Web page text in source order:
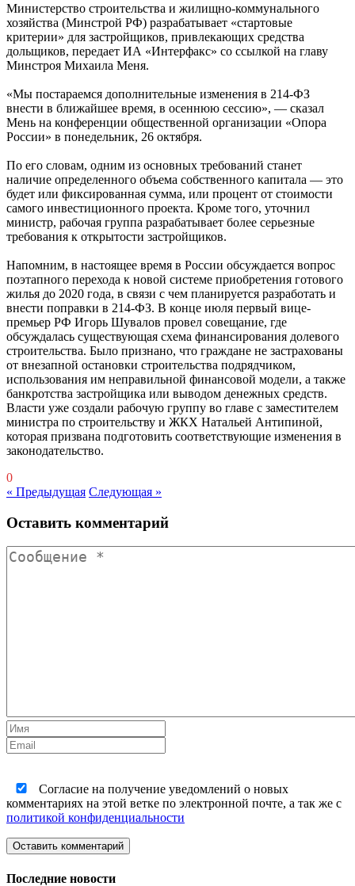
Министерство строительства и жилищно-коммунального
хозяйства (Минстрой РФ) разрабатывает «стартовые
критерии» для застройщиков, привлекающих средства
дольщиков, передает ИА «Интерфакс» со ссылкой на главу
Минстроя Михаила Меня.
«Мы постараемся дополнительные изменения в 214-ФЗ
внести в ближайшее время, в осеннюю сессию», — сказал
Мень на конференции общественной организации «Опора
России» в понедельник, 26 октября.
По его словам, одним из основных требований станет
наличие определенного объема собственного капитала — это
будет или фиксированная сумма, или процент от стоимости
самого инвестиционного проекта. Кроме того, уточнил
министр, рабочая группа разрабатывает более серьезные
требования к открытости застройщиков.
Напомним, в настоящее время в России обсуждается вопрос
поэтапного перехода к новой системе приобретения готового
жилья до 2020 года, в связи с чем планируется разработать и
внести поправки в 214-ФЗ. В конце июля первый вице-
премьер РФ Игорь Шувалов провел совещание, где
обсуждалась существующая схема финансирования долевого
строительства. Было признано, что граждане не застрахованы
от внезапной остановки строительства подрядчиком,
использования им неправильной финансовой модели, а также
банкротства застройщика или выводом денежных средств.
Власти уже создали рабочую группу во главе с заместителем
министра по строительству и ЖКХ Натальей Антипиной,
которая призвана подготовить соответствующие изменения в
законодательство.
0
« Предыдущая Следующая »
Оставить комментарий
Согласие на получение уведомлений о новых
комментариях на этой ветке по электронной почте, а так же с
политикой конфиденциальности
Оставить комментарий
Последние новости